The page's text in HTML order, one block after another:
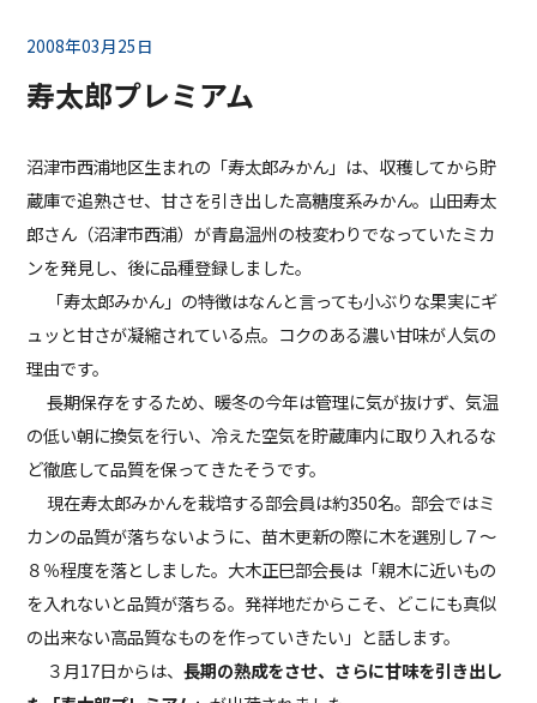
2008年03月25日
寿太郎プレミアム
沼津市西浦地区生まれの「寿太郎みかん」は、収穫してから貯
蔵庫で追熟させ、甘さを引き出した高糖度系みかん。山田寿太
郎さん（沼津市西浦）が青島温州の枝変わりでなっていたミカ
ンを発見し、後に品種登録しました。
「寿太郎みかん」の特徴はなんと言っても小ぶりな果実にギ
ュッと甘さが凝縮されている点。コクのある濃い甘味が人気の
理由です。
長期保存をするため、暖冬の今年は管理に気が抜けず、気温
の低い朝に換気を行い、冷えた空気を貯蔵庫内に取り入れるな
ど徹底して品質を保ってきたそうです。
現在寿太郎みかんを栽培する部会員は約350名。部会ではミ
カンの品質が落ちないように、苗木更新の際に木を選別し７～
８％程度を落としました。大木正巳部会長は「親木に近いもの
を入れないと品質が落ちる。発祥地だからこそ、どこにも真似
の出来ない高品質なものを作っていきたい」と話します。
３月17日からは、長期の熟成をさせ、さらに甘味を引き出し